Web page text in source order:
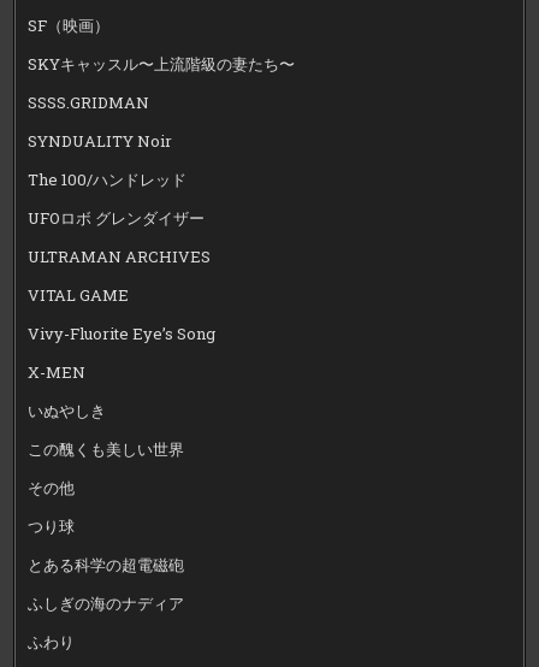
SF（映画）
SKYキャッスル〜上流階級の妻たち〜
SSSS.GRIDMAN
SYNDUALITY Noir
The 100/ハンドレッド
UFOロボ グレンダイザー
ULTRAMAN ARCHIVES
VITAL GAME
Vivy-Fluorite Eye’s Song
X-MEN
いぬやしき
この醜くも美しい世界
その他
つり球
とある科学の超電磁砲
ふしぎの海のナディア
ふわり